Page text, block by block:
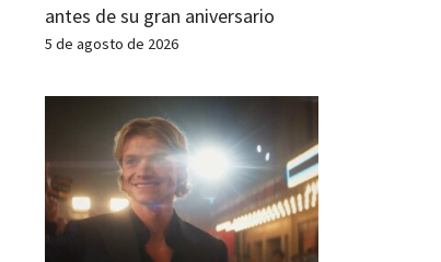
antes de su gran aniversario
5 de agosto de 2026